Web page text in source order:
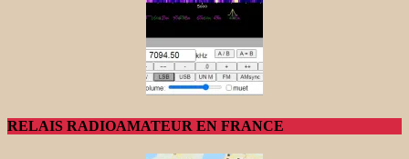
RELAIS RADIOAMATEUR EN FRANCE